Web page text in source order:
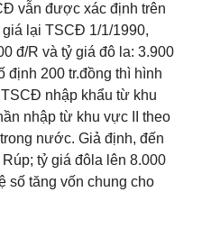
vẫn được xác định trên
lại TSCĐ 1/1/1990,
đ/R và tỷ giá đô la: 3.900
định 200 tr.đồng thì hình
nhập khẩu từ khu
nhập từ khu vực II theo
nước. Giả định, đến
tỷ giá đôla lên 8.000
số tăng vốn chung cho